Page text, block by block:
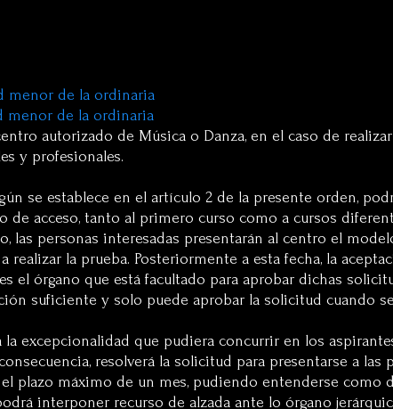
menor de la ordinaria
menor de la ordinaria
autorizado de Música o Danza, en el caso de
y profesionales.
se establece en el artículo 2 de la presente orden,
acceso, tanto al primero curso como a cursos
las personas interesadas presentarán al centro el
la prueba. Posteriormente a esta fecha, la
el órgano que está facultado para aprobar dichas
suficiente y solo puede aprobar la solicitud cuando
excepcionalidad que pudiera concurrir en los
resolverá la solicitud para presentarse a las
plazo máximo de un mes, pudiendo entenderse como
interponer recurso de alzada ante lo órgano